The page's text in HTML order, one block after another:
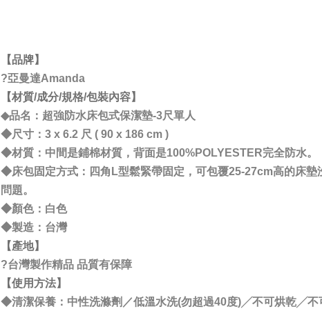
【品牌】
?亞曼達Amanda
【材質/成分/規格/包裝內容】
◆品名：超強防水床包式保潔墊-3尺單人
◆尺寸：3 x 6.2 尺 ( 90 x 186 cm )
◆材質：中間是鋪棉材質，背面是100%POLYESTER完全防水。
◆床包固定方式：四角L型鬆緊帶固定，可包覆25-27cm高的床墊
問題。
◆顏色：白色
◆製造：台灣
【產地】
?台灣製作精品 品質有保障
【使用方法】
◆清潔保養：中性洗滌劑／低溫水洗(勿超過40度)╱不可烘乾╱不